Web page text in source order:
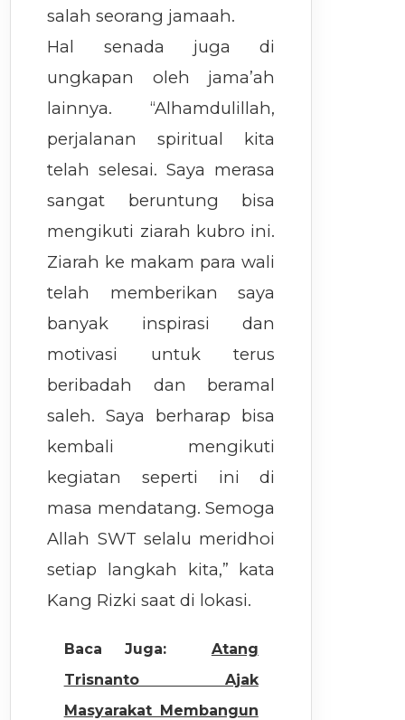
salah seorang jamaah.
Hal senada juga di
ungkapan oleh jama’ah
lainnya. “Alhamdulillah,
perjalanan spiritual kita
telah selesai. Saya merasa
sangat beruntung bisa
mengikuti ziarah kubro ini.
Ziarah ke makam para wali
telah memberikan saya
banyak inspirasi dan
motivasi untuk terus
beribadah dan beramal
saleh. Saya berharap bisa
kembali mengikuti
kegiatan seperti ini di
masa mendatang. Semoga
Allah SWT selalu meridhoi
setiap langkah kita,” kata
Kang Rizki saat di lokasi.
Baca Juga:
Atang
Trisnanto Ajak
Masyarakat Membangun